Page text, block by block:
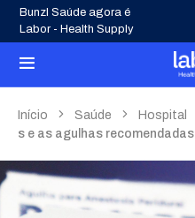
Bunzl Saúde agora é
Labor - Health Supply
Início Saúde Hospital
s e as agulhas recomendadas